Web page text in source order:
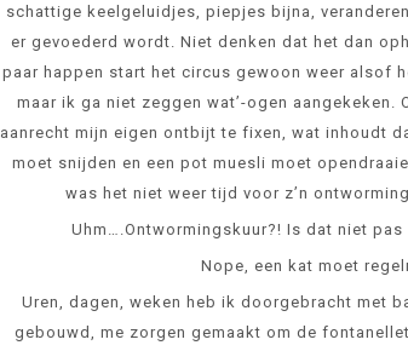
schattige keelgeluidjes, piepjes bijna,
er gevoederd wordt. Niet denken dat het dan
paar happen start het circus gewoon weer alsof
maar ik ga niet zeggen wat’-ogen
aanrecht mijn eigen ontbijt te fixen, wat inhoudt
moet snijden en een pot muesli moet
was het niet weer tijd voor z’n
Uhm….Ontwormingskuur?! Is dat niet
Nope, een kat moet
Uren, dagen, weken heb ik doorgebracht met
gebouwd, me zorgen gemaakt om de